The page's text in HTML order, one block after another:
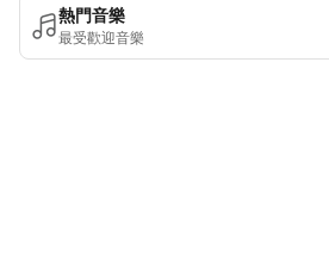
熱門音樂
最受歡迎音樂